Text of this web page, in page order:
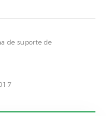
de suporte de